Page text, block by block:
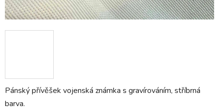
Pánský přívěšek vojenská známka s gravírováním, stříbrná
barva.